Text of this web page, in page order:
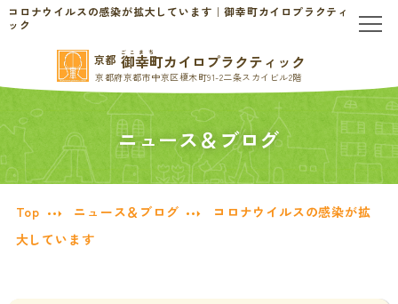
コロナウイルスの感染が拡大しています｜御幸町カイロプラクティ
ック
京都 ごこまち
御幸町カイロプラクティック
京都府京都市中京区榎木町91-2二条スカイビル2階
TOP
当院のご案内
当院について
お問い合わせ
ニュース＆ブログ
Top ニュース＆ブログ
コロナウイルスの感染が拡
大しています